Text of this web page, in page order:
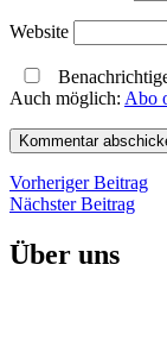
Website
Auch möglich: Abo
Vorheriger Beitrag
Nächster Beitrag
Über uns